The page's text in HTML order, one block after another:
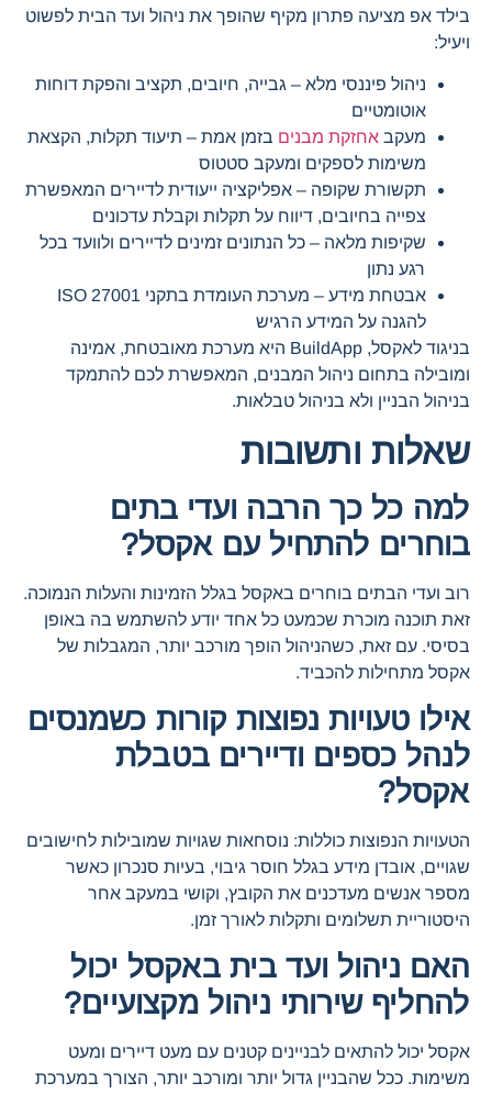
בילד אפ מציעה פתרון מקיף שהופך את ניהול ועד הבית לפשוט
ויעיל:
ניהול פיננסי מלא – גבייה, חיובים, תקציב והפקת דוחות
אוטומטיים
מעקב אחזקת מבנים בזמן אמת – תיעוד תקלות, הקצאת
משימות לספקים ומעקב סטטוס
תקשורת שקופה – אפליקציה ייעודית לדיירים המאפשרת
צפייה בחיובים, דיווח על תקלות וקבלת עדכונים
שקיפות מלאה – כל הנתונים זמינים לדיירים ולוועד בכל
רגע נתון
אבטחת מידע – מערכת העומדת בתקני ISO 27001
להגנה על המידע הרגיש
בניגוד לאקסל, BuildApp היא מערכת מאובטחת, אמינה
ומובילה בתחום ניהול המבנים, המאפשרת לכם להתמקד
בניהול הבניין ולא בניהול טבלאות.
שאלות ותשובות
למה כל כך הרבה ועדי בתים
בוחרים להתחיל עם אקסל?
רוב ועדי הבתים בוחרים באקסל בגלל הזמינות והעלות הנמוכה.
זאת תוכנה מוכרת שכמעט כל אחד יודע להשתמש בה באופן
בסיסי. עם זאת, כשהניהול הופך מורכב יותר, המגבלות של
אקסל מתחילות להכביד.
אילו טעויות נפוצות קורות כשמנסים
לנהל כספים ודיירים בטבלת
אקסל?
הטעויות הנפוצות כוללות: נוסחאות שגויות שמובילות לחישובים
שגויים, אובדן מידע בגלל חוסר גיבוי, בעיות סנכרון כאשר
מספר אנשים מעדכנים את הקובץ, וקושי במעקב אחר
היסטוריית תשלומים ותקלות לאורך זמן.
האם ניהול ועד בית באקסל יכול
להחליף שירותי ניהול מקצועיים?
אקסל יכול להתאים לבניינים קטנים עם מעט דיירים ומעט
משימות. ככל שהבניין גדול יותר ומורכב יותר, הצורך במערכת